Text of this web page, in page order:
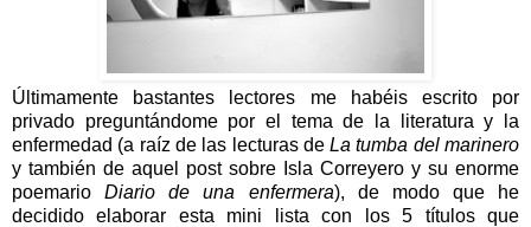
Últimamente bastantes lectores me habéis escrito por
privado preguntándome por el tema de la literatura y la
enfermedad (a raíz de las lecturas deLa tumba del marinero
y también de aquel post sobre Isla Correyero y su enorme
poemario Diario de una enfermera), de modo que he
decidido elaborar esta mini lista con los 5 títulos que